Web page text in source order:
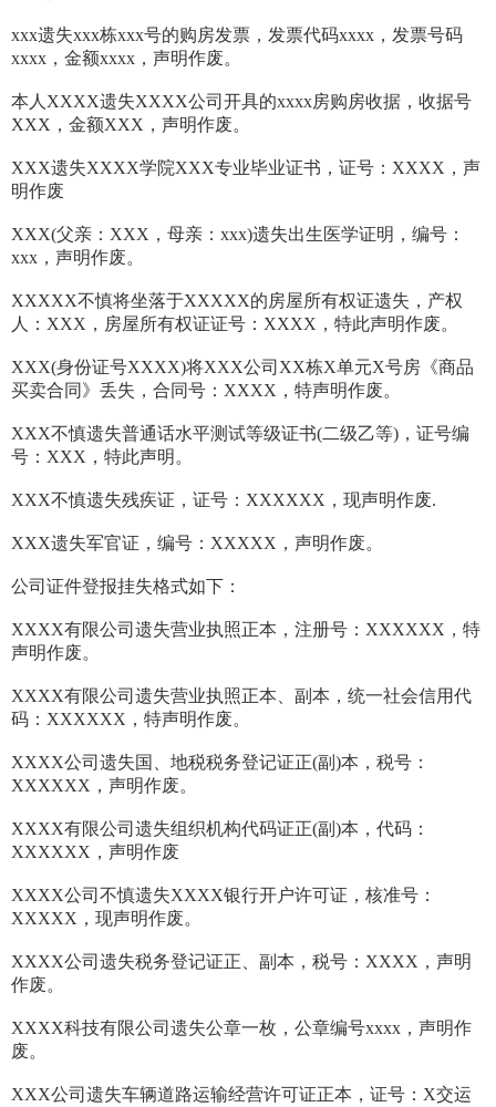
xxx遗失xxx栋xxx号的购房发票，发票代码xxxx，发票号码
xxxx，金额xxxx，声明作废。
本人XXXX遗失XXXX公司开具的xxxx房购房收据，收据号
XXX，金额XXX，声明作废。
XXX遗失XXXX学院XXX专业毕业证书，证号：XXXX，声
明作废
XXX(父亲：XXX，母亲：xxx)遗失出生医学证明，编号：
xxx，声明作废。
XXXXX不慎将坐落于XXXXX的房屋所有权证遗失，产权
人：XXX，房屋所有权证证号：XXXX，特此声明作废。
XXX(身份证号XXXX)将XXX公司XX栋X单元X号房《商品
买卖合同》丢失，合同号：XXXX，特声明作废。
XXX不慎遗失普通话水平测试等级证书(二级乙等)，证号编
号：XXX，特此声明。
XXX不慎遗失残疾证，证号：XXXXXX，现声明作废.
XXX遗失军官证，编号：XXXXX，声明作废。
公司证件登报挂失格式如下：
XXXX有限公司遗失营业执照正本，注册号：XXXXXX，特
声明作废。
XXXX有限公司遗失营业执照正本、副本，统一社会信用代
码：XXXXXX，特声明作废。
XXXX公司遗失国、地税税务登记证正(副)本，税号：
XXXXXX，声明作废。
XXXX有限公司遗失组织机构代码证正(副)本，代码：
XXXXXX，声明作废
XXXX公司不慎遗失XXXX银行开户许可证，核准号：
XXXXX，现声明作废。
XXXX公司遗失税务登记证正、副本，税号：XXXX，声明
作废。
XXXX科技有限公司遗失公章一枚，公章编号xxxx，声明作
废。
XXX公司遗失车辆道路运输经营许可证正本，证号：X交运